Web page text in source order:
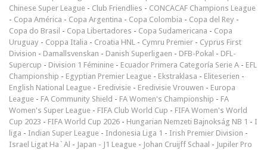
Chinese Super League - Club Friendlies - CONCACAF Champions League
- Copa América - Copa Argentina - Copa Colombia - Copa del Rey -
Copa do Brasil - Copa Libertadores - Copa Sudamericana - Copa
Uruguay - Coppa Italia - Croatia HNL - Cymru Premier - Cyprus First
Division - Damallsvenskan - Danish Superligaen - DFB-Pokal - DFL-
Supercup - Division 1 Féminine - Ecuador Primera Categoría Serie A - EFL
Championship - Egyptian Premier League - Ekstraklasa - Eliteserien -
English National League - Eredivisie - Eredivisie Vrouwen - Europa
League - FA Community Shield - FA Women's Championship - FA
Women's Super League - FIFA Club World Cup - FIFA Women's World
Cup 2023 - FIFA World Cup 2026 - Hungarian Nemzeti Bajnokság NB 1 - I
liga - Indian Super League - Indonesia Liga 1 - Irish Premier Division -
Israel Ligat Ha`Al - Japan - J1 League - Johan Cruijff Schaal - Jupiler Pro